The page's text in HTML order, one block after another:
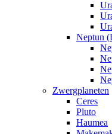
Neptun
Zwergplaneten
Ceres
Pluto
Haumea